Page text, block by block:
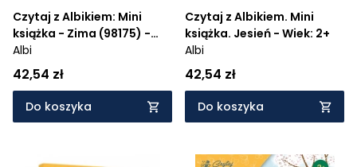
Czytaj z Albikiem: Mini
książka - Zima (98175) -
Wiek: 2+
Albi
42,54 zł
Do koszyka
Czytaj z Albikiem. Mini
książka. Jesień - Wiek: 2+
Albi
42,54 zł
Do koszyka